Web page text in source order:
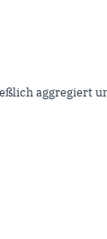
aggregiert